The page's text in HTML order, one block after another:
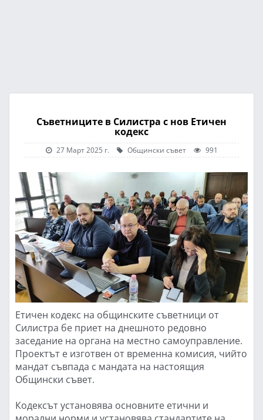
Съветниците в Силистра с нов Етичен
кодекс
27 Март 2025 г. Общински съвет 991
Етичен кодекс на общинските съветници от
Силистра бе приет на днешното редовно
заседание на органа на местно самоуправление.
Проектът е изготвен от временна комисия, чийто
мандат съвпада с мандата на настоящия
Общински съвет.
Кодексът установява основните етични и